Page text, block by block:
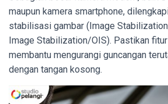
maupun kamera smartphone,
stabilisasi gambar (Image
Image Stabilization/OIS). Pastikan
membantu mengurangi guncangan
dengan tangan kosong.